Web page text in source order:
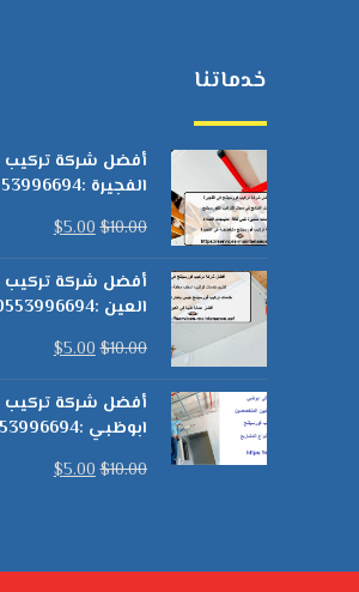
خدماتنا
أفضل شركة
الفجيرة :0553996694
$10.00
$5.00
أفضل شركة
العين :0553996694
$10.00
$5.00
أفضل شركة
ابوظبي :0553996694
$10.00
$5.00